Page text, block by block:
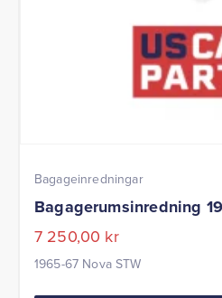
Bagageinredningar
Bagagerumsinredning
7 250,00 kr
1965-67 Nova STW